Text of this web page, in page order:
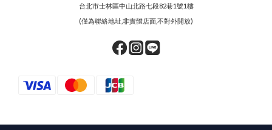
台北市士林區中山北路七段82巷1號1樓
(僅為聯絡地址,非實體店面,不對外開放)